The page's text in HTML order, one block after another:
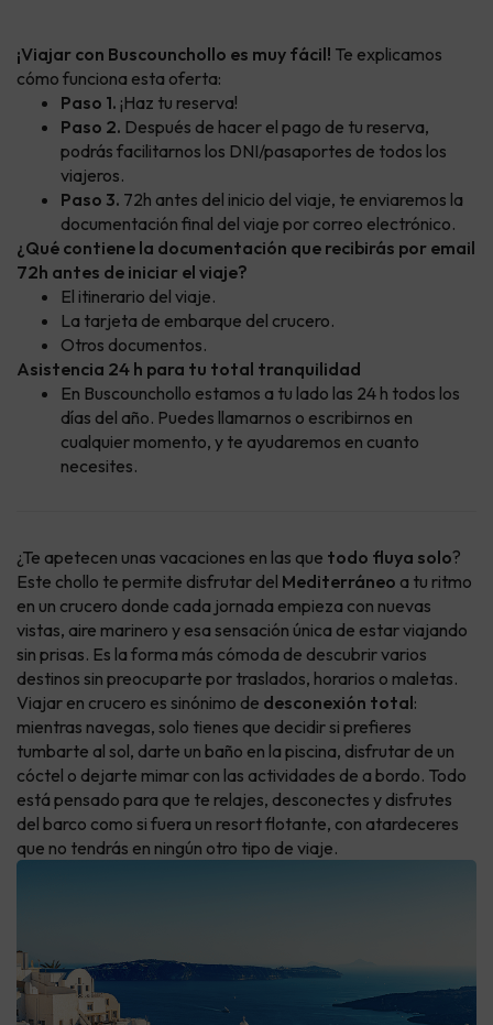
¡Viajar con Buscounchollo es muy fácil! Te explicamos
cómo funciona esta oferta:
Paso 1. ¡Haz tu reserva!
Paso 2. Después de hacer el pago de tu reserva,
podrás facilitarnos los DNI/pasaportes de todos los
viajeros.
Paso 3. 72h antes del inicio del viaje, te enviaremos la
documentación final del viaje por correo electrónico.
¿Qué contiene la documentación que recibirás por email
72h antes de iniciar el viaje?
El itinerario del viaje.
La tarjeta de embarque del crucero.
Otros documentos.
Asistencia 24 h para tu total tranquilidad
En Buscounchollo estamos a tu lado las 24 h todos los
días del año. Puedes llamarnos o escribirnos en
cualquier momento, y te ayudaremos en cuanto
necesites.
¿Te apetecen unas vacaciones en las que todo fluya solo?
Este chollo te permite disfrutar del Mediterráneo a tu ritmo
en un crucero donde cada jornada empieza con nuevas
vistas, aire marinero y esa sensación única de estar viajando
sin prisas. Es la forma más cómoda de descubrir varios
destinos sin preocuparte por traslados, horarios o maletas.
Viajar en crucero es sinónimo de desconexión total:
mientras navegas, solo tienes que decidir si prefieres
tumbarte al sol, darte un baño en la piscina, disfrutar de un
cóctel o dejarte mimar con las actividades de a bordo. Todo
está pensado para que te relajes, desconectes y disfrutes
del barco como si fuera un resort flotante, con atardeceres
que no tendrás en ningún otro tipo de viaje.